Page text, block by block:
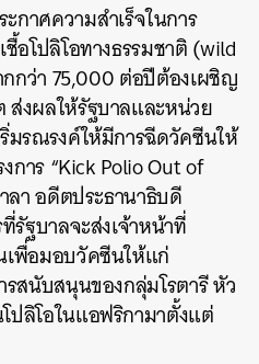
กาศความสำเร็จในการ
อโปลิโอทางธรรมชาติ (wild
กว่า 75,000 ต่อปีต้องเผชิญ
งผลให้รัฐบาลและหน่วย
มรณรงค์ให้มีการฉีดวัคซีนให้
การ “Kick Polio Out of
า อดีตประธานาธิบดี
รัฐบาลจะส่งเจ้าหน้าที่
เพื่อมอบวัคซีนให้แก่
สนับสนุนของกลุ่มโรตารี หัว
ลิโอในแอฟริกามาตั้งแต่